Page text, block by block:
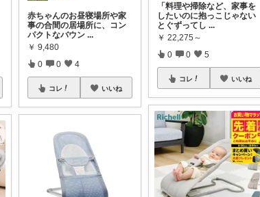
赤ちゃんのお昼寝場所や家
事の合間の居場所に、コン
パクトなバウン ...
￥ 9,480
0 0 4
コレ いいね
​「料理や掃除など、家事を
したいのに抱っこじゃない
とぐずってし ...
￥ 22,275～
0 0 5
コレ いいね